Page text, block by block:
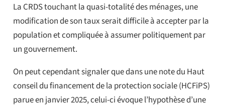
La CRDS touchant la quasi-totalité des ménages, une
modification de son taux serait difficile à accepter par la
population et compliquée à assumer politiquement par
un gouvernement.
On peut cependant signaler que dans une note du Haut
conseil du financement de la protection sociale (HCFiPS)
parue en janvier 2025, celui-ci évoque l’hypothèse d’une